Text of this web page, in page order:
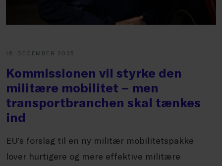
16. DECEMBER 2025
Kommissionen vil styrke den
militære mobilitet – men
transportbranchen skal tænkes
ind
EU’s forslag til en ny militær mobilitetspakke
lover hurtigere og mere effektive militære